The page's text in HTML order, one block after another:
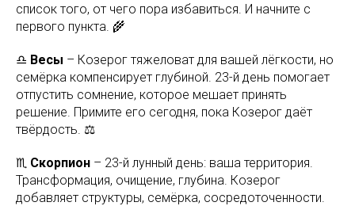
список того, от чего пора избавиться. И начните с
первого пункта. 🌾
♎ Весы – Козерог тяжеловат для вашей лёгкости, но
семёрка компенсирует глубиной. 23-й день помогает
отпустить сомнение, которое мешает принять
решение. Примите его сегодня, пока Козерог даёт
твёрдость. ⚖️
♏ Скорпион – 23-й лунный день: ваша территория.
Трансформация, очищение, глубина. Козерог
добавляет структуры, семёрка, сосредоточенности.